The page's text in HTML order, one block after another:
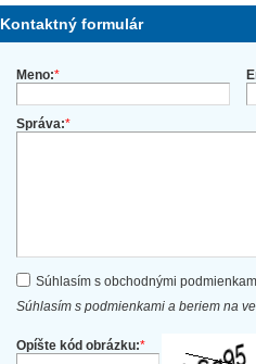
Kontaktný formulár
Meno:*
Správa:*
Súhlasím s obchodnými
Súhlasím s podmienkami a beriem na
Opíšte kód obrázku:*